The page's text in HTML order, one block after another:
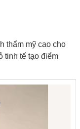
thẩm mỹ cao cho
tinh tế tạo điểm